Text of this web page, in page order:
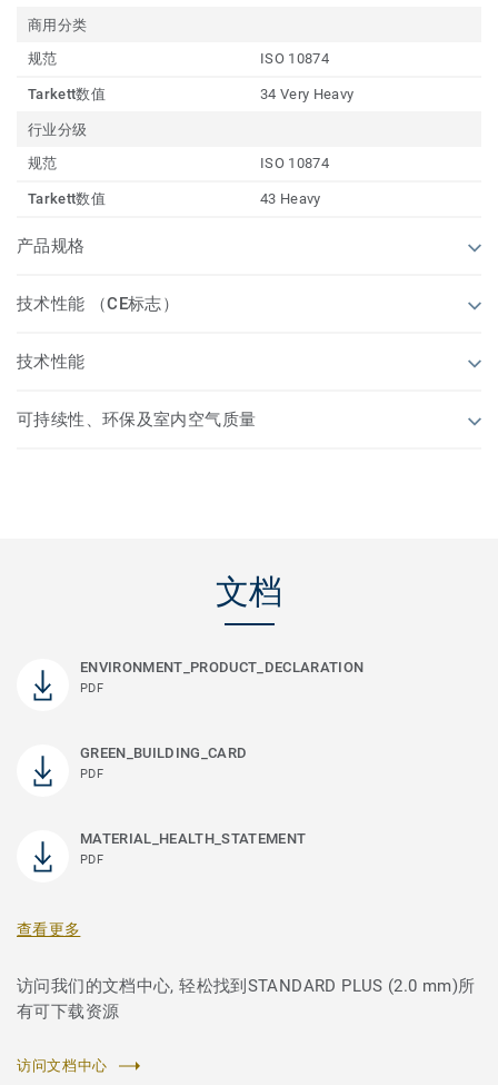
商用分类
规范
ISO 10874
Tarkett数值 34 Very Heavy
行业分级
规范
ISO 10874
Tarkett数值 43 Heavy
产品规格
技术性能 （CE标志）
技术性能
可持续性、环保及室内空气质量
文档
ENVIRONMENT_PRODUCT_DECLARATION
PDF
GREEN_BUILDING_CARD
PDF
MATERIAL_HEALTH_STATEMENT
PDF
查看更多
访问我们的文档中心, 轻松找到STANDARD PLUS (2.0 mm)所
有可下载资源
访问文档中心